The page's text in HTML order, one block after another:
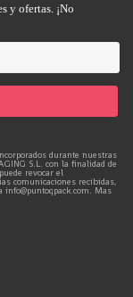
y ofertas. ¡No
durante nuestras
S.L. con la finalidad de
revocar el
comunicaciones recibidas,
Mas